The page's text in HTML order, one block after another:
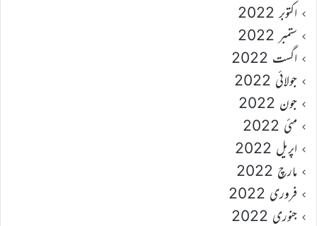
اکتوبر 2022
ستمبر 2022
اگست 2022
جولائی 2022
جون 2022
مئی 2022
اپریل 2022
مارچ 2022
فروری 2022
جنوری 2022